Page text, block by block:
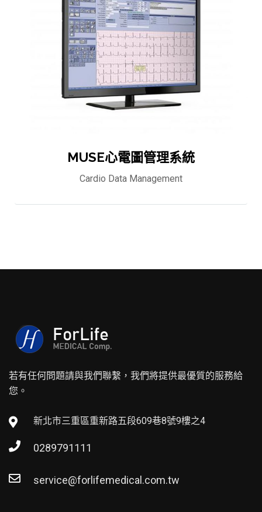
MUSE心電圖管理系統
Cardio Data Management
若有任何問題請與我們聯繫，我們將提供最優質的服務給
您。
新北市三重區重新路五段609巷8號9樓之4
0289791111
service@forlifemedical.com.tw